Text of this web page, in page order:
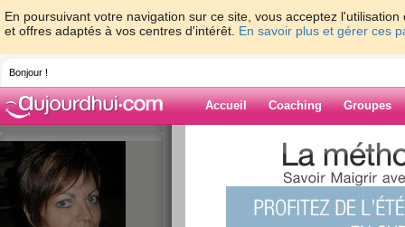
En poursuivant votre navigation sur ce site, vous acceptez
et offres adaptés à vos centres d'intérêt. En savoir plus et gérer ces
Bonjour !
Accueil Coaching Groupes
> > Dimanche
Blog de kethel